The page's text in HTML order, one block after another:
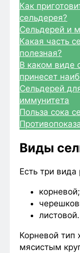
Как
сельдерея?
Сельдерей и
Какая часть
полезная?
В каком виде
принесет
Сельдерей
иммунитета
Польза сока
Виды
Есть три вида
корневой;
листовой.
Корневой тип
мясистым